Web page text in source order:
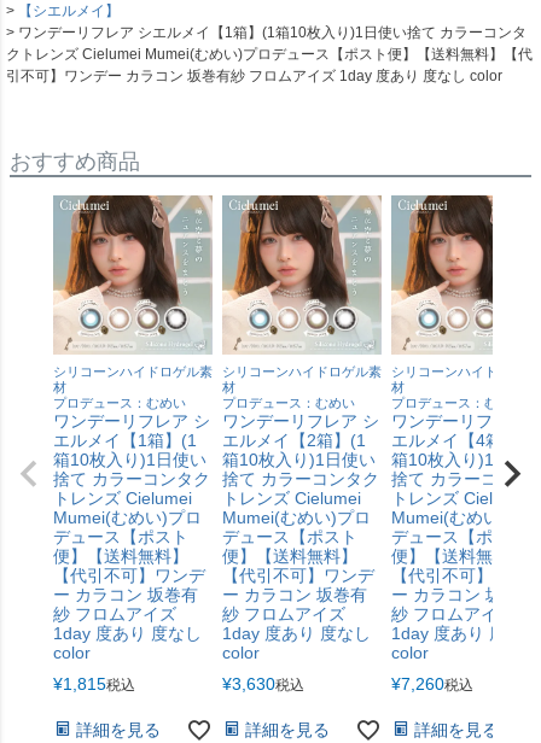
【シエルメイ】
ワンデーリフレア シエルメイ【1箱】(1箱10枚入り)1日使い捨て カラーコンタ
クトレンズ Cielumei Mumei(むめい)プロデュース【ポスト便】【送料無料】【代
引不可】ワンデー カラコン 坂巻有紗 フロムアイズ 1day 度あり 度なし color
おすすめ商品
シリコーンハイドロゲル素
材
プロデュース：むめい
ワンデーリフレア シ
エルメイ【1箱】(1
箱10枚入り)1日使い
捨て カラーコンタク
トレンズ Cielumei
Mumei(むめい)プロ
デュース【ポスト
便】【送料無料】
【代引不可】ワンデ
ー カラコン 坂巻有
紗 フロムアイズ
1day 度あり 度なし
color
¥1,815税込
詳細を見る
シリコーンハイドロゲル素
材
プロデュース：むめい
ワンデーリフレア シ
エルメイ【2箱】(1
箱10枚入り)1日使い
捨て カラーコンタク
トレンズ Cielumei
Mumei(むめい)プロ
デュース【ポスト
便】【送料無料】
【代引不可】ワンデ
ー カラコン 坂巻有
紗 フロムアイズ
1day 度あり 度なし
color
¥3,630税込
詳細を見る
シリコーンハイドロゲル
材
プロデュース：むめい
ワンデーリフレア
エルメイ【4箱】(1
箱10枚入り)1日使
捨て カラーコンタ
トレンズ Cielumei
Mumei(むめい)プロ
デュース【ポスト
便】【送料無料】
【代引不可】ワン
ー カラコン 坂巻有
紗 フロムアイズ
1day 度あり 度なし
color
¥7,260税込
詳細を見る